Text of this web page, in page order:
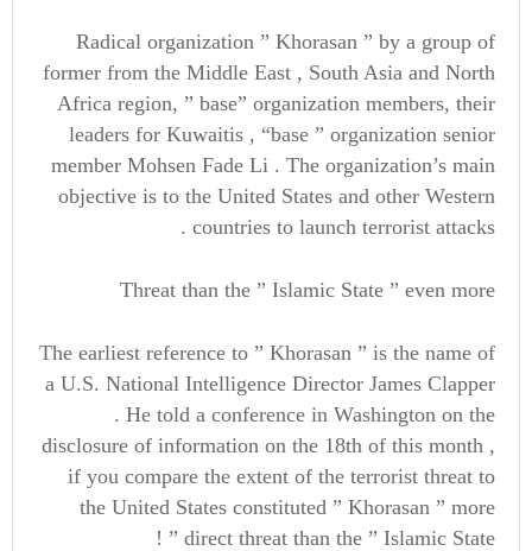
Radical organization ” Khorasan ” by a group of
former from the Middle East , South Asia and North
Africa region, ” base” organization members, their
leaders for Kuwaitis , “base ” organization senior
member Mohsen Fade Li . The organization’s main
objective is to the United States and other Western
countries to launch terrorist attacks .
Threat than the ” Islamic State ” even more
The earliest reference to ” Khorasan ” is the name of
a U.S. National Intelligence Director James Clapper
. He told a conference in Washington on the
disclosure of information on the 18th of this month ,
if you compare the extent of the terrorist threat to
the United States constituted ” Khorasan ” more
direct threat than the ” Islamic State ” !